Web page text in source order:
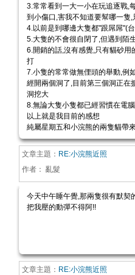
3.常常看到一大一小在玩追逐戰,
到小傷口,害我不知道要幫哪一隻
4.以前是到哪邊大隻都"跟屌屌"(
5.大隻的不會很自閉了,但遇到陌
6.開銷的話,沒有感覺,只有貓砂
打
7.小隻的常常做無俚頭的舉動,例
經開兩個洞了,目前第三個洞正在
洞挖大
8.無論大隻小隻都已經習慣在電
以上就是我目前的感想
純屬星期五和小浣熊的兩隻貓帶
文章主題： RE:小浣熊近照
作者： 亂髮
今天中午睡午覺,那兩隻很有默契
把我壓的動彈不得阿!!
文章主題： RE:小浣熊近照